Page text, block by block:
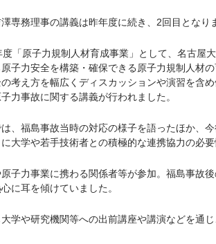
専務理事の講義は昨年度に続き、2回目となり
度「原子力規制人材育成事業」として、名古屋
子力安全を構築・確保できる原子力規制人材
考え方を幅広くディスカッションや演習を含め
力事故に関する講義が行われました。
、福島事故当時の対応の様子を語ったほか、
大学や若手技術者との積極的な連携協力の必要
子力事業に携わる関係者等が参加。福島事故
に耳を傾けていました。
学や研究機関等への出前講座や講演などを通